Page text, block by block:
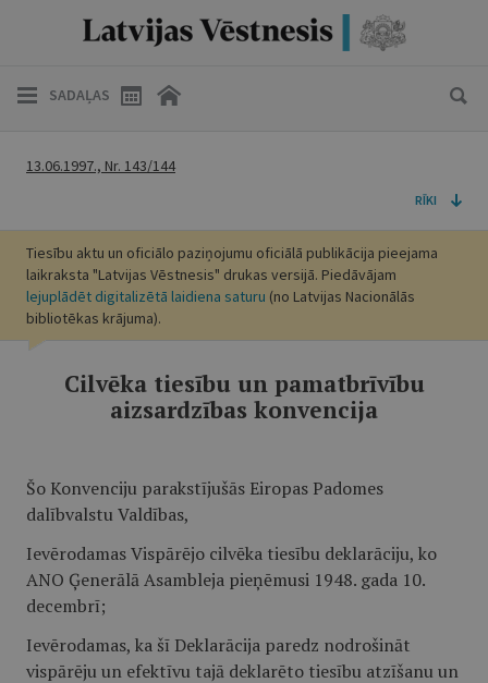
SADAĻAS
13.06.1997., Nr. 143/144
RĪKI
Tiesību aktu un oficiālo paziņojumu oficiālā publikācija pieejama
laikraksta "Latvijas Vēstnesis" drukas versijā. Piedāvājam
lejuplādēt digitalizētā laidiena saturu (no Latvijas Nacionālās
bibliotēkas krājuma).
Cilvēka tiesību un pamatbrīvību
aizsardzības konvencija
Šo Konvenciju parakstījušās Eiropas Padomes
dalībvalstu Valdības,
Ievērodamas Vispārējo cilvēka tiesību deklarāciju, ko
ANO Ģenerālā Asambleja pieņēmusi 1948. gada 10.
decembrī;
Ievērodamas, ka šī Deklarācija paredz nodrošināt
vispārēju un efektīvu tajā deklarēto tiesību atzīšanu un